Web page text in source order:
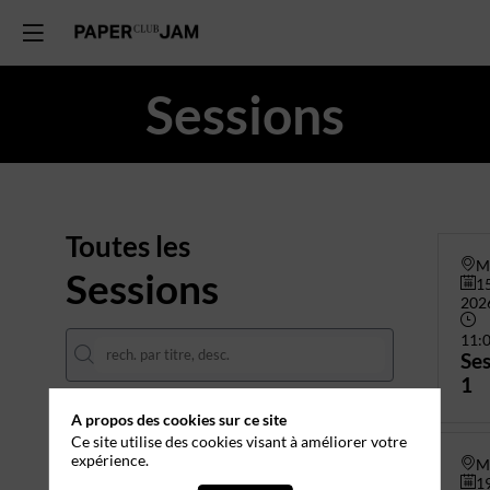
Sessions
Toutes les
Sessions
DATES
15 janv.
19 févr. 12 mars
1
A propos des cookies sur ce site
Ce site utilise des cookies visant à améliorer votre
expérience.